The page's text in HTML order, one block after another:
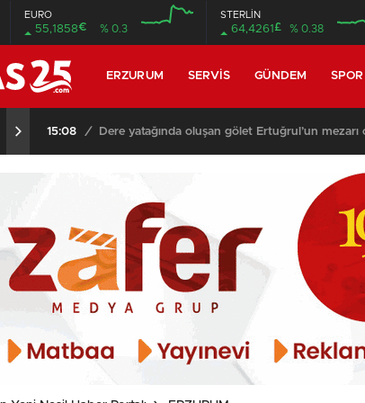
EURO
55,1858€ % 0.3
STERLİN
64,4261 £ % 0.38
ERZURUM SERVIS GÜNDEM SPOR
15:08 / Dere yatağında oluşan gölet Ertuğrul’un mezarı